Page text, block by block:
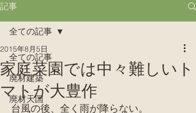
記事
全ての記事
廃材建築
廃材天国
全ての記事
家庭菜園では中々難しいト
マトが大豊作
2015年8月5日
台風の後、全く雨が降らない。